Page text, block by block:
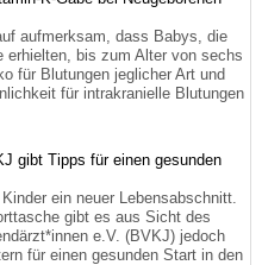
aufmerksam, dass Babys, die
erhielten, bis zum Alter von sechs
für Blutungen jeglicher Art und
für intrakranielle Blutungen
gibt Tipps für einen gesunden
ein neuer Lebensabschnitt.
gibt es aus Sicht des
e.V. (BVKJ) jedoch
für einen gesunden Start in den